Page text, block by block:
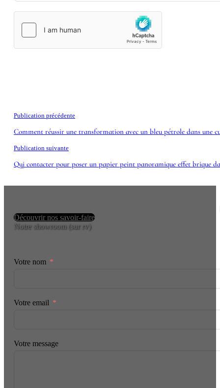
Publication précédente
Comment réussir une transformation avec un bleu pétrole dans une
Publication suivante
Qui contacter pour poser un papier peint panoramique effet brique
Découvrir nos savoir-faire
Notre showroom (sur rv)
Votre nom
Votre email
Votre message